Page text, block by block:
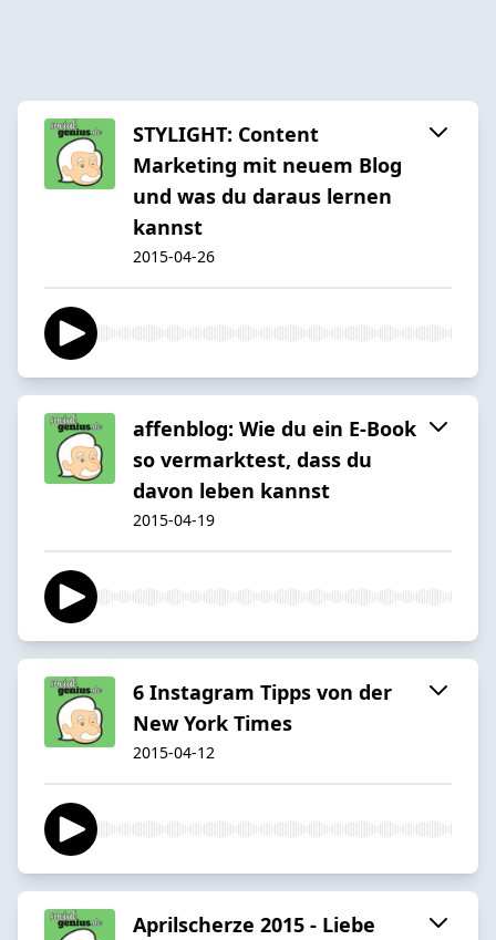
STYLIGHT: Content
Marketing mit neuem Blog
und was du daraus lernen
kannst
2015-04-26
affenblog: Wie du ein E-Book
so vermarktest, dass du
davon leben kannst
2015-04-19
6 Instagram Tipps von der
New York Times
2015-04-12
Aprilscherze 2015 - Liebe